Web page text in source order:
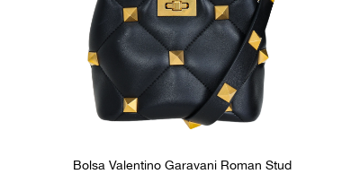
Bolsa Valentino Garavani Roman Stud